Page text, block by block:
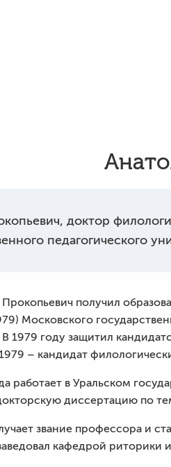
доктор
педагогического
получил
Московского
1979 году защитил
– кандидат
работает в Уральском
диссертацию по
звание профессора и
кафедрой риторики